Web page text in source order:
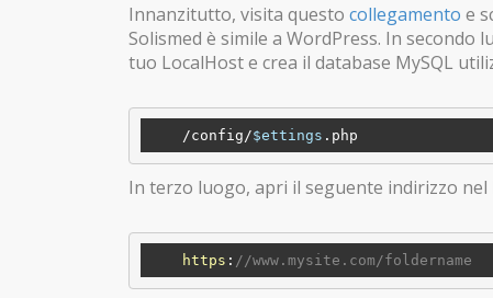
Innanzitutto, visita questo collegamento e
Solismed è simile a WordPress. In
tuo LocalHost e crea il database MySQL
    /config/
$ettings
In terzo luogo, apri il seguente indirizzo
https : //www.mysite.com/foldername